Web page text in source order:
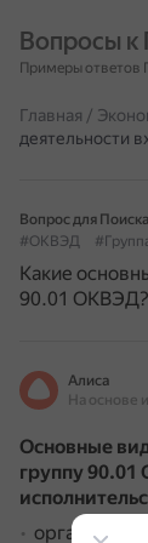
Вопросы к
Примеры ответов
Главная /
деятельности
Вопрос для
#ОКВЭД
Какие
90.01 ОКВЭД?
Алиса
Основные
группу 90.01